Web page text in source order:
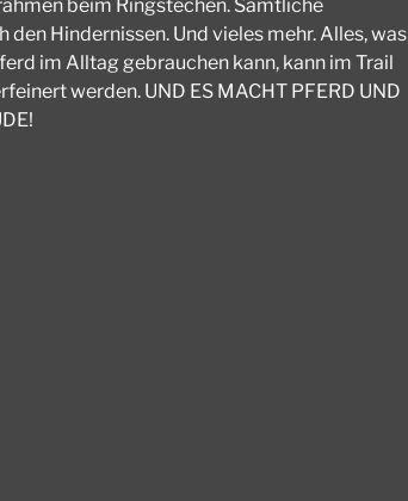
beim Ringstechen. Sämtliche
den Hindernissen. Und vieles mehr. Alles, was
im Alltag gebrauchen kann, kann im Trail
werden. UND ES MACHT PFERD UND